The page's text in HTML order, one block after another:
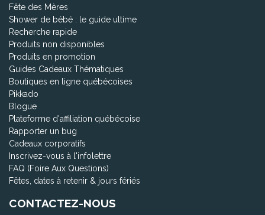
Fête des Mères
Shower de bébé : le guide ultime
Recherche rapide
Produits non disponibles
Produits en promotion
Guides Cadeaux Thématiques
Boutiques en ligne québécoises
Pikkado
Blogue
Plateforme d'affiliation québécoise
Rapporter un bug
Cadeaux corporatifs
Inscrivez-vous à l'infolettre
FAQ (Foire Aux Questions)
Fêtes, dates à retenir & jours fériés
CONTACTEZ-NOUS